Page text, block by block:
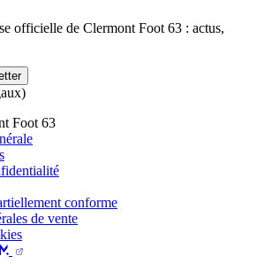
officielle de Clermont Foot 63 : actus,
Foot 63
conforme
de vente